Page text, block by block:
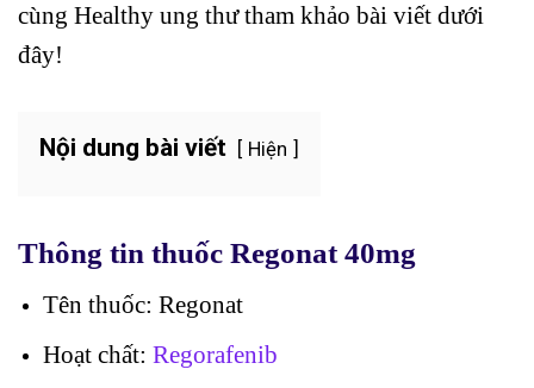
cùng Healthy ung thư tham khảo bài viết dưới
đây!
Nội dung bài viết Hiện
Thông tin thuốc Regonat 40mg
Tên thuốc: Regonat
Hoạt chất: Regorafenib